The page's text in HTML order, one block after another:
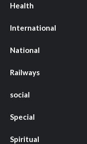
Health
International
National
Railways
social
Special
Spiritual